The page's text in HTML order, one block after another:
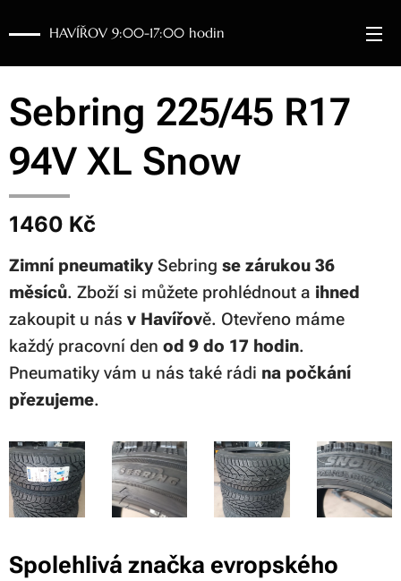
HAVÍŘOV 9:00-17:00 hodin
Sebring 225/45 R17
94V XL Snow
1460 Kč
Zimní pneumatiky Sebring se zárukou 36
měsíců. Zboží si můžete prohlédnout a ihned
zakoupit u nás v Havířově. Otevřeno máme
každý pracovní den od 9 do 17 hodin.
Pneumatiky vám u nás také rádi na počkání
přezujeme.
Spolehlivá značka evropského